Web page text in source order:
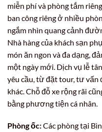
miễn phí và phòng tắm
ban công riêng ở nhiều
ngắm nhìn quang cảnh
Nhà hàng của khách sạn
món ăn ngon và đa dạng,
một ngày mới. Dịch vụ lễ
yêu cầu, từ đặt tour, tư vấn
khác. Chỗ đỗ xe rộng rãi
bằng phương tiện cá nhân.
Phòng ốc:Các phòng tại